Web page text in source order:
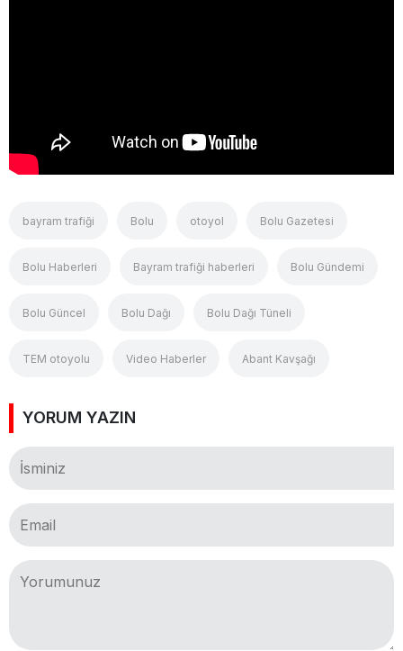
​​​​​​​bayram trafiği Bolu otoyol Bolu Gazetesi
Bolu Haberleri Bayram trafiği haberleri Bolu Gündemi
Bolu Güncel Bolu Dağı Bolu Dağı Tüneli
TEM otoyolu Video Haberler Abant Kavşağı
YORUM YAZIN